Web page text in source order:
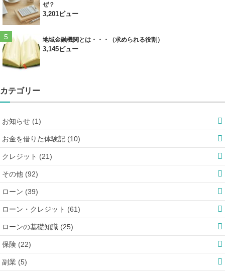
ぜ？
3,201ビュー
地域金融機関とは・・・（求められる役割）
3,145ビュー
カテゴリー
お知らせ (1)
お金を借りた体験記 (10)
クレジット (21)
その他 (92)
ローン (39)
ローン・クレジット (61)
ローンの基礎知識 (25)
保険 (22)
副業 (5)